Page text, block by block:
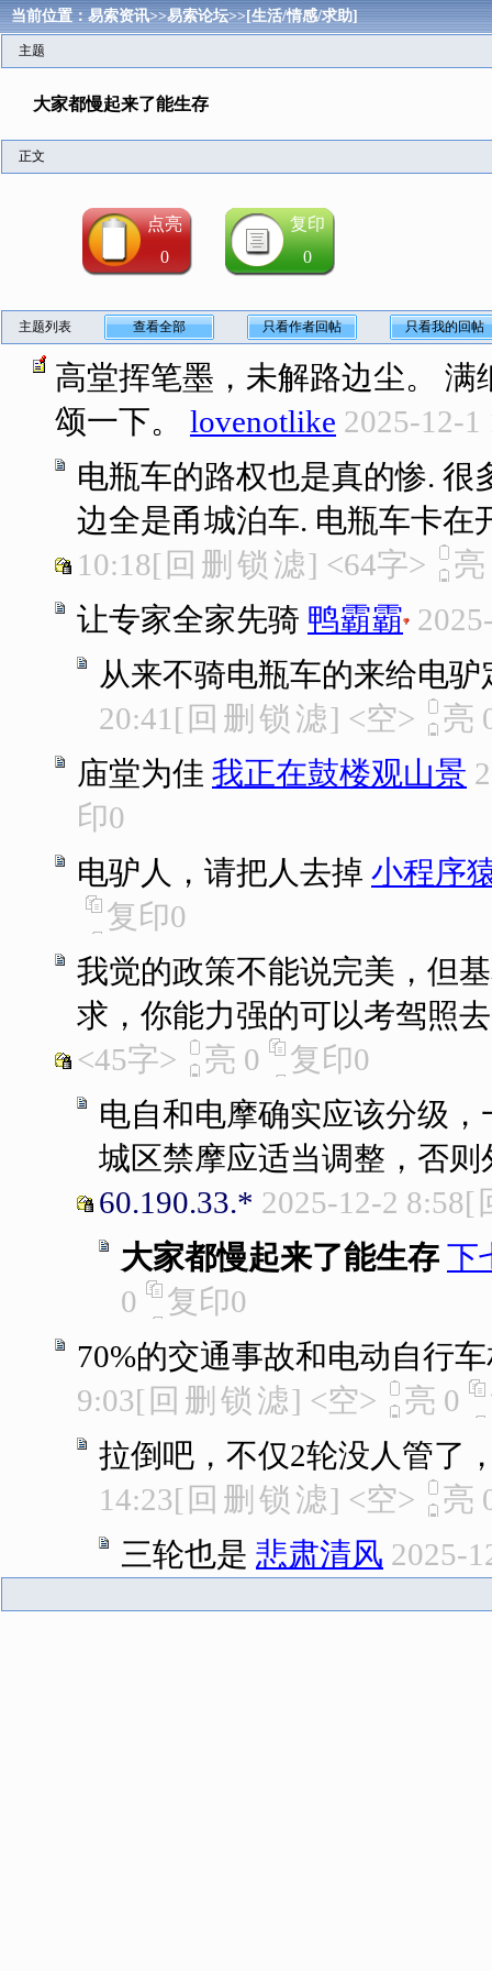
当前位置：易索资讯>>易索论坛>>[生活/情感/求助]
主题
大家都慢起来了能生存
正文
点亮
0
复印
0
主题列表 查看全部 只看作者回帖 只看我的回帖
高堂挥笔墨，未解路边尘。
颂一下。
lovenotlike 2025-12-1
电瓶车的路权也是真的惨.
边全是甬城泊车. 电瓶车卡在
10:18[ 回 删 锁 滤] <64字>
亮
让专家全家先骑 鸭霸霸
从来不骑电瓶车的来给电
20:41 [ 回 删 锁 滤] <空> 亮
庙堂为佳 我正在鼓楼观山景
印0
电驴人，请把人去掉 小程序
复印0
我觉的政策不能说完美，但
求，你能力强的可以考驾照
<45字>
亮 0 复印0
电自和电摩确实应该分级
城区禁摩应适当调整，否
60.190.33.* 2025-12-2 8:58[
大家都慢起来了能生存 下
0
复印0
70%的交通事故和电动自行
9:03[ 回 删 锁 滤] <空> 亮 0
拉倒吧，不仅2轮没人管了
14:23[ 回 删 锁 滤] <空> 亮
三轮也是 悲肃清风 2025-